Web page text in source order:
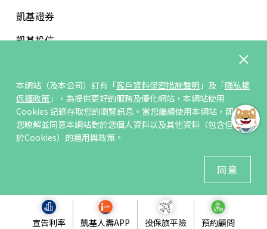
宣告利率 凱基人壽APP 投保旅平險 預約顧問
本網站（及本公司）訂有「客戶資料保密措施聲明 」及「隱私權
保護政策」，為提供更好的服務及優化網站，本網站使用
Cookies 記錄存取您的瀏覽訊息。當您繼續使用本網站，即表示
您暸解並同意本網站對於您個人資料以及其他資料（包含但不限
於Cookies）的運用與政策。
同意
凱基證券
凱基投信
訂閱/取消電子報